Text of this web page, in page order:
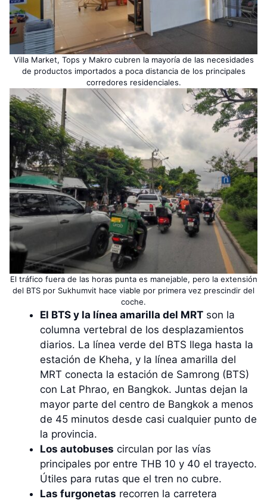
Villa Market, Tops y Makro cubren la mayoría de las necesidades
de productos importados a poca distancia de los principales
corredores residenciales.
El tráfico fuera de las horas punta es manejable, pero la extensión
del BTS por Sukhumvit hace viable por primera vez prescindir del
coche.
El BTS y la línea amarilla del MRT son la
columna vertebral de los desplazamientos
diarios. La línea verde del BTS llega hasta la
estación de Kheha, y la línea amarilla del
MRT conecta la estación de Samrong (BTS)
con Lat Phrao, en Bangkok. Juntas dejan la
mayor parte del centro de Bangkok a menos
de 45 minutos desde casi cualquier punto de
la provincia.
Los autobuses circulan por las vías
principales por entre THB 10 y 40 el trayecto.
Útiles para rutas que el tren no cubre.
Las furgonetas recorren la carretera